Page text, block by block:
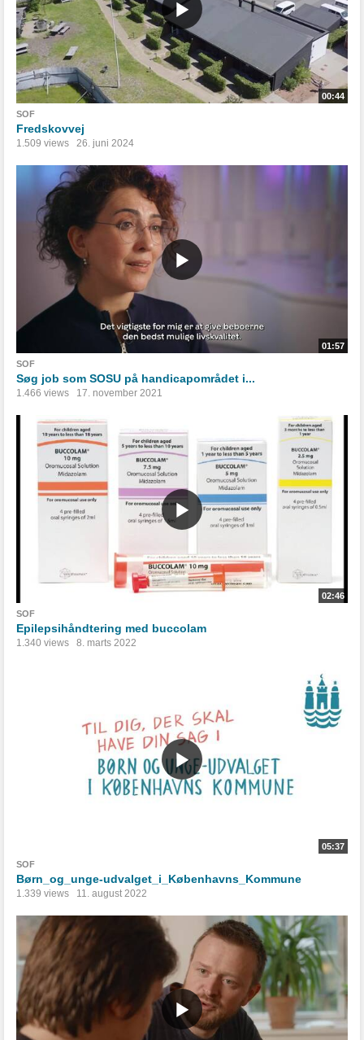
00:44
SOF
Fredskovvej
1.509 views 26. juni 2024
01:57
SOF
Søg job som SOSU på handicapområdet i...
1.466 views 17. november 2021
02:46
SOF
Epilepsihåndtering med buccolam
1.340 views 8. marts 2022
05:37
SOF
Børn_og_unge-udvalget_i_Københavns_Kommune
1.339 views 11. august 2022